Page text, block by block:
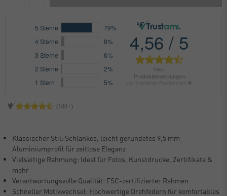
Klassischer Stil: Schlankes, leicht gerundetes 9,5 mm
Aluminiumprofil für zeitlose Eleganz
Vielseitige Rahmung: Ideal für Fotos, Kunstdrucke, Zertifikate &
mehr
Verantwortungsvolle Qualität: FSC-zertifizierter Rahmen
Schneller Motivwechsel: Hochwertige Drehfedern für komfortables